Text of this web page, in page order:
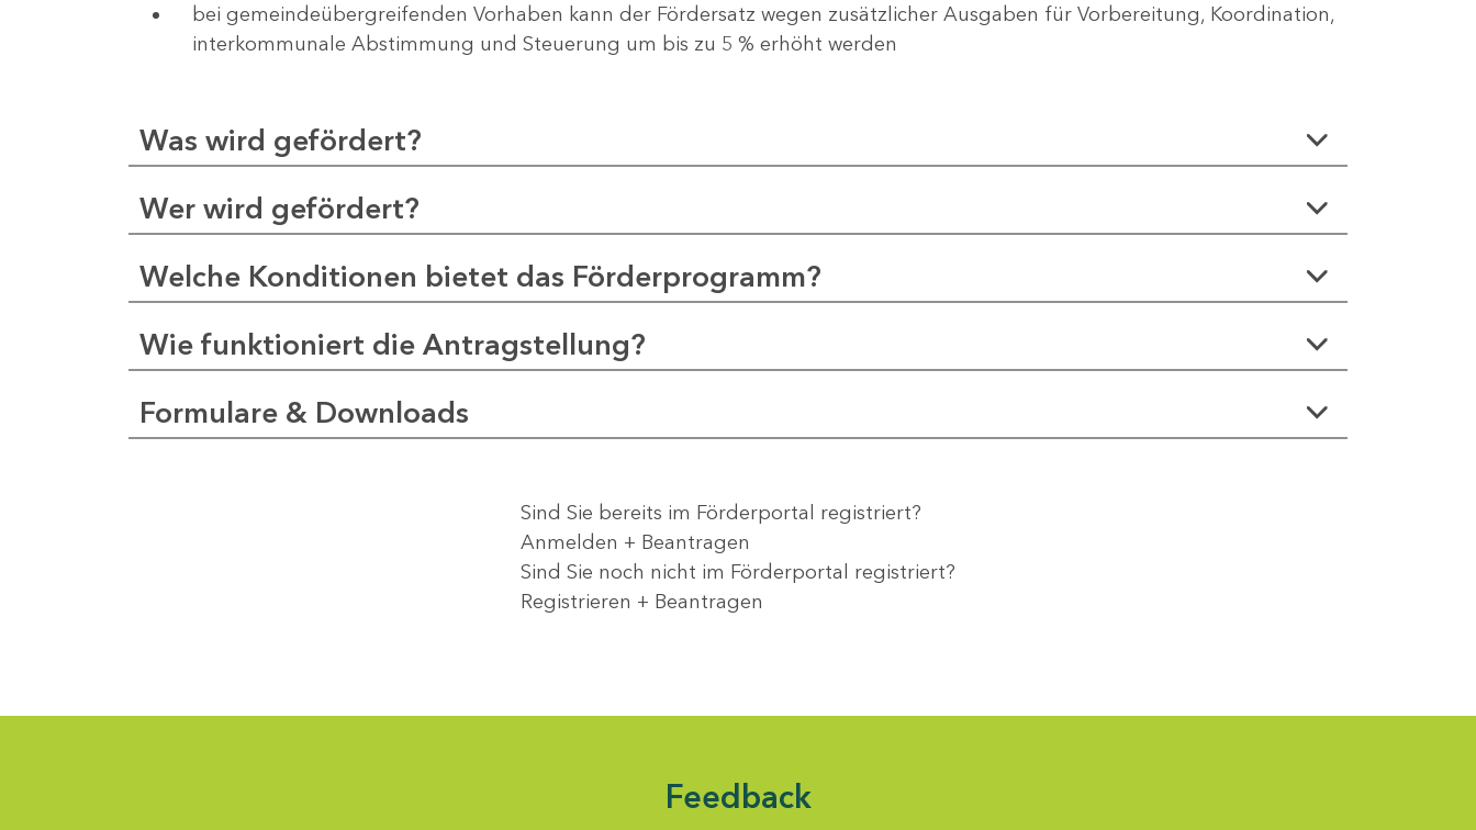
bei gemeindeübergreifenden Vorhaben kann der Fördersatz wegen zusätzlicher Ausgaben für Vorbereitung, Koordination,
interkommunale Abstimmung und Steuerung um bis zu 5 % erhöht werden
Was wird gefördert?
Wer wird gefördert?
Welche Konditionen bietet das Förderprogramm?
Wie funktioniert die Antragstellung?
Formulare & Downloads
Sind Sie bereits im Förderportal registriert?
Anmelden + Beantragen
Sind Sie noch nicht im Förderportal registriert?
Registrieren + Beantragen
Feedback